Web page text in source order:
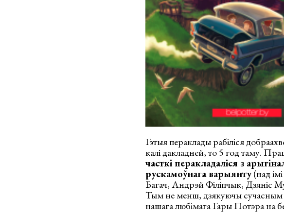
Гэтыя пераклады рабіліся
калі дакладней, то 5 год таму.
часткі перакладаліся з
рускамоўнага варыянту(над
Багач, Андрэй Філіпчык, Дзяніс
Тым не менш, дзякуючы сучасным
нашага любімага Гары Потэра на